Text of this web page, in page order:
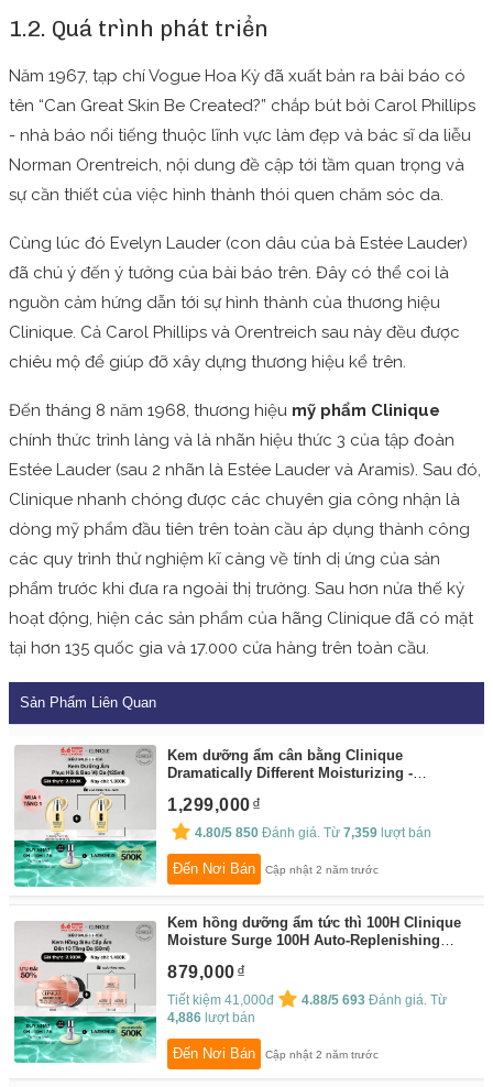
1.2. Quá trình phát triển
Năm 1967, tạp chí Vogue Hoa Kỳ đã xuất bản ra bài báo có
tên “Can Great Skin Be Created?” chắp bút bởi Carol Phillips
- nhà báo nổi tiếng thuộc lĩnh vực làm đẹp và bác sĩ da liễu
Norman Orentreich, nội dung đề cập tới tầm quan trọng và
sự cần thiết của việc hình thành thói quen chăm sóc da.
Cùng lúc đó Evelyn Lauder (con dâu của bà Estée Lauder)
đã chú ý đến ý tưởng của bài báo trên. Đây có thể coi là
nguồn cảm hứng dẫn tới sự hình thành của thương hiệu
Clinique. Cả Carol Phillips và Orentreich sau này đều được
chiêu mộ để giúp đỡ xây dựng thương hiệu kể trên.
Đến tháng 8 năm 1968, thương hiệu mỹ phẩm Clinique
chính thức trình làng và là nhãn hiệu thức 3 của tập đoàn
Estée Lauder (sau 2 nhãn là Estée Lauder và Aramis). Sau đó,
Clinique nhanh chóng được các chuyên gia công nhận là
dòng mỹ phẩm đầu tiên trên toàn cầu áp dụng thành công
các quy trình thử nghiệm kĩ càng về tính dị ứng của sản
phẩm trước khi đưa ra ngoài thị trường. Sau hơn nửa thế kỷ
hoạt động, hiện các sản phẩm của hãng Clinique đã có mặt
tại hơn 135 quốc gia và 17.000 cửa hàng trên toàn cầu.
Sản Phẩm Liên Quan
Kem dưỡng ẩm cân bằng Clinique
Dramatically Different Moisturizing -
Clinique Flagship Store
1,299,000
4.80/5 850 Đánh giá. Từ7,359 lượt bán
Đến Nơi Bán Cập nhật 2 năm trước
Kem hồng dưỡng ẩm tức thì 100H Clinique
Moisture Surge 100H Auto-Replenishing
Clinique Flagship Store
879,000
Tiết kiệm 41,000đ 4.88/5 693 Đánh giá. Từ
4,886 lượt bán
Đến Nơi Bán Cập nhật 2 năm trước